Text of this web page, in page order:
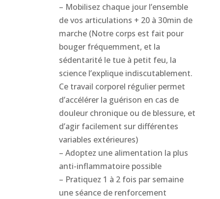
– Mobilisez chaque jour l’ensemble
de vos articulations + 20 à 30min de
marche (Notre corps est fait pour
bouger fréquemment, et la
sédentarité le tue à petit feu, la
science l’explique indiscutablement.
Ce travail corporel régulier permet
d’accélérer la guérison en cas de
douleur chronique ou de blessure, et
d’agir facilement sur différentes
variables extérieures)
– Adoptez une alimentation la plus
anti-inflammatoire possible
– Pratiquez 1 à 2 fois par semaine
une séance de renforcement